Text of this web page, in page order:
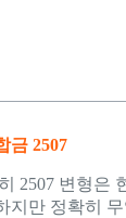
금 2507
2507 변형은
지만 정확히